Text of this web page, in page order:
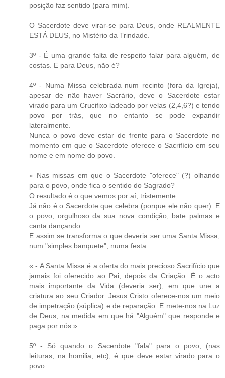
posição faz sentido (para mim).
O Sacerdote deve virar-se para Deus, onde REALMENTE
ESTÁ DEUS, no Mistério da Trindade.
3º - É uma grande falta de respeito falar para alguém, de
costas. E para Deus, não é?
4º - Numa Missa celebrada num recinto (fora da Igreja),
apesar de não haver Sacrário, deve o Sacerdote estar
virado para um Crucifixo ladeado por velas (2,4,6?) e tendo
povo por trás, que no entanto se pode expandir
lateralmente.
Nunca o povo deve estar de frente para o Sacerdote no
momento em que o Sacerdote oferece o Sacrifício em seu
nome e em nome do povo.
« Nas missas em que o Sacerdote "oferece" (?) olhando
para o povo, onde fica o sentido do Sagrado?
O resultado é o que vemos por aí, tristemente.
Já não é o Sacerdote que celebra (porque ele não quer). E
o povo, orgulhoso da sua nova condição, bate palmas e
canta dançando.
E assim se transforma o que deveria ser uma Santa Missa,
num "simples banquete", numa festa.
« - A Santa Missa é a oferta do mais precioso Sacrifício que
jamais foi oferecido ao Pai, depois da Criação. É o acto
mais importante da Vida (deveria ser), em que une a
criatura ao seu Criador. Jesus Cristo oferece-nos um meio
de impetração (súplica) e de reparação. E mete-nos na Luz
de Deus, na medida em que há "Alguém" que responde e
paga por nós ».
5º - Só quando o Sacerdote "fala" para o povo, (nas
leituras, na homilia, etc), é que deve estar virado para o
povo.